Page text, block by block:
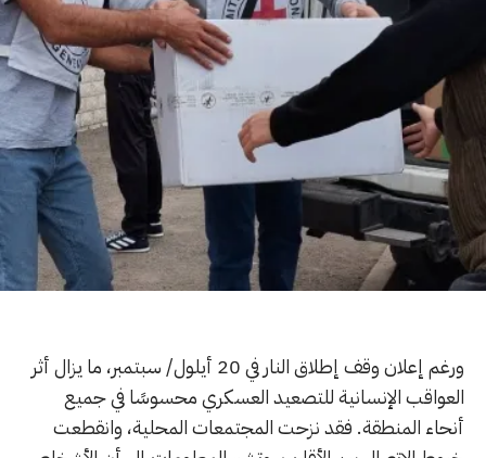
ورغم إعلان وقف إطلاق النار في 20 أيلول/ سبتمبر، ما يزال أثر
العواقب الإنسانية للتصعيد العسكري محسوسًا في جميع
أنحاء المنطقة. فقد نزحت المجتمعات المحلية، وانقطعت